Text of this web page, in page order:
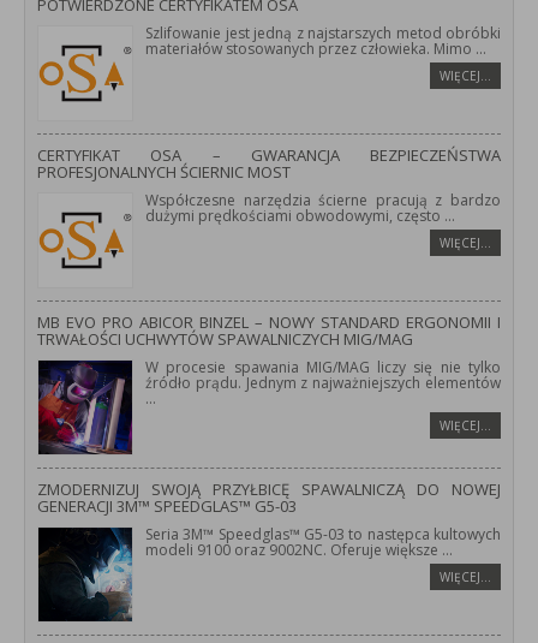
POTWIERDZONE CERTYFIKATEM OSA
Szlifowanie jest jedną z najstarszych metod obróbki
materiałów stosowanych przez człowieka. Mimo ...
WIĘCEJ…
CERTYFIKAT OSA – GWARANCJA BEZPIECZEŃSTWA
PROFESJONALNYCH ŚCIERNIC MOST
Współczesne narzędzia ścierne pracują z bardzo
dużymi prędkościami obwodowymi, często ...
WIĘCEJ…
MB EVO PRO ABICOR BINZEL – NOWY STANDARD ERGONOMII I
TRWAŁOŚCI UCHWYTÓW SPAWALNICZYCH MIG/MAG
W procesie spawania MIG/MAG liczy się nie tylko
źródło prądu. Jednym z najważniejszych elementów
...
WIĘCEJ…
ZMODERNIZUJ SWOJĄ PRZYŁBICĘ SPAWALNICZĄ DO NOWEJ
GENERACJI 3M™ SPEEDGLAS™ G5-03
Seria 3M™ Speedglas™ G5-03 to następca kultowych
modeli 9100 oraz 9002NC. Oferuje większe ...
WIĘCEJ…